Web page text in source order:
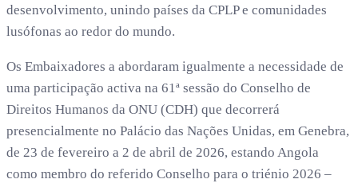
desenvolvimento, unindo países da CPLP e comunidades
lusófonas ao redor do mundo.
Os Embaixadores a abordaram igualmente a necessidade de
uma participação activa na 61ª sessão do Conselho de
Direitos Humanos da ONU (CDH) que decorrerá
presencialmente no Palácio das Nações Unidas, em Genebra,
de 23 de fevereiro a 2 de abril de 2026, estando Angola
como membro do referido Conselho para o triénio 2026 –